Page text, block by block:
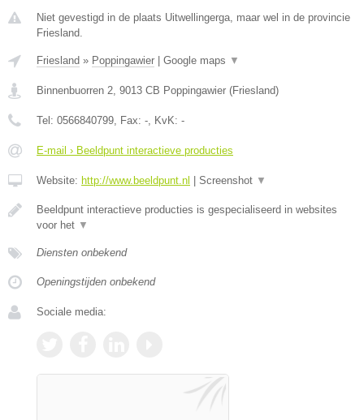
Niet gevestigd in de plaats Uitwellingerga, maar wel in de provincie
Friesland.
Friesland » Poppingawier Google maps ▼
Binnenbuorren 2, 9013 CB Poppingawier (Friesland)
Tel: 0566840799, Fax: -, KvK: -
E-mail › Beeldpunt interactieve producties
Website: http://www.beeldpunt.nl Screenshot ▼
Beeldpunt interactieve producties is gespecialiseerd in websites
voor het ▼
Diensten onbekend
Openingstijden onbekend
Sociale media: